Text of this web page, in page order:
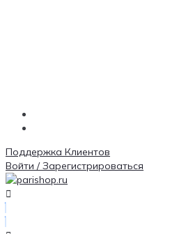
Поддержка Клиентов
Войти / Зарегистрироваться